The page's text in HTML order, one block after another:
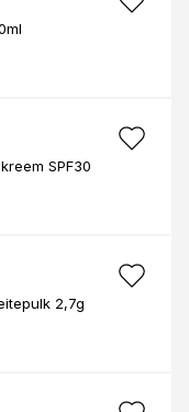
SPF30
2,7g